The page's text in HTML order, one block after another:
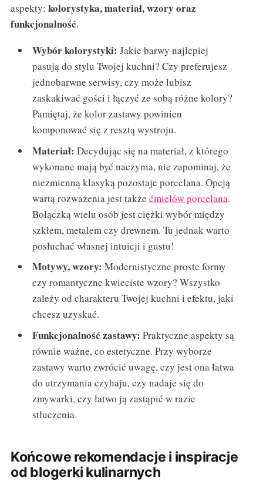
aspekty: kolorystyka, materiał, wzory oraz
funkcjonalność.
Wybór kolorystyki: Jakie barwy najlepiej
pasują do stylu Twojej kuchni? Czy preferujesz
jednobarwne serwisy, czy może lubisz
zaskakiwać gości i łączyć ze sobą różne kolory?
Pamiętaj, że kolor zastawy powinien
komponować się z resztą wystroju.
Materiał: Decydując się na materiał, z którego
wykonane mają być naczynia, nie zapominaj, że
niezmienną klasyką pozostaje porcelana. Opcją
wartą rozważenia jest takżećmielów porcelana.
Bolączką wielu osób jest ciężki wybór między
szkłem, metalem czy drewnem. Tu jednak warto
posłuchać własnej intuicji i gustu!
Motywy, wzory: Modernistyczne proste formy
czy romantyczne kwieciste wzory? Wszystko
zależy od charakteru Twojej kuchni i efektu, jaki
chcesz uzyskać.
Funkcjonalność zastawy: Praktyczne aspekty są
równie ważne, co estetyczne. Przy wyborze
zastawy warto zwrócić uwagę, czy jest ona łatwa
do utrzymania czyhaju, czy nadaje się do
zmywarki, czy łatwo ją zastąpić w razie
stłuczenia.
Końcowe rekomendacje i inspiracje
od blogerki kulinarnych